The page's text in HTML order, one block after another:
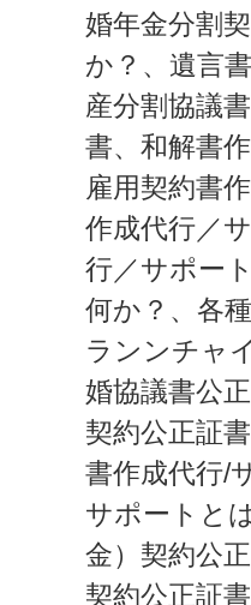
婚年金分割
か？、遺言
産分割協議
書、和解書
雇用契約書
作成代行／
行／サポー
何か？、各
ランンチャ
婚協議書公
契約公正証
書作成代行/
サポートと
金）契約公
契約公正証